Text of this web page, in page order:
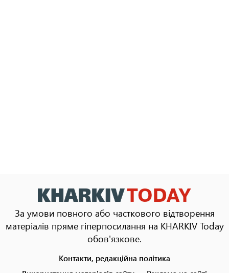
За умови повного або часткового відтворення
матеріалів пряме гіперпосилання на KHARKIV Today
обов'язкове.
Контакти, редакційна політика